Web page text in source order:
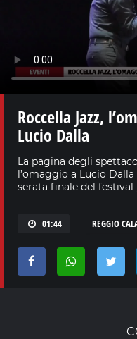
Roccella Jazz,
Lucio Dalla
La pagina degli
l’omaggio a Lucio
serata finale del festival
01:44 REGGIO